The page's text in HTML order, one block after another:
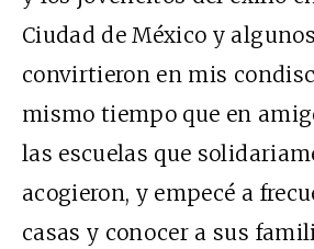
Ciudad de México y
convirtieron en mis
mismo tiempo que en
las escuelas que
acogieron, y empecé a
casas y conocer a sus